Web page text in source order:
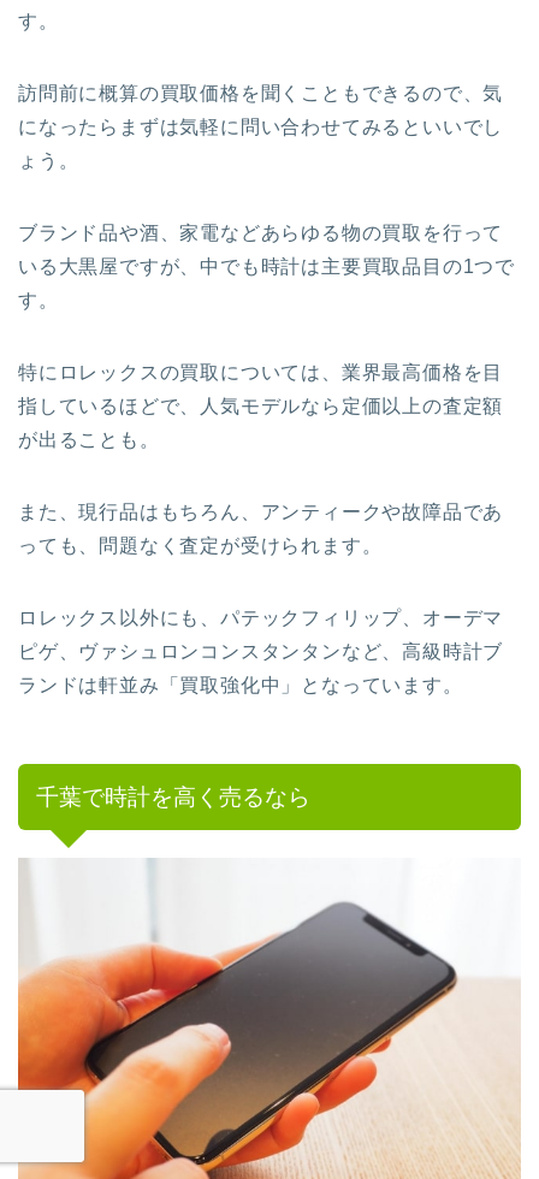
す。
訪問前に概算の買取価格を聞くこともできるので、気
になったらまずは気軽に問い合わせてみるといいでし
ょう。
ブランド品や酒、家電などあらゆる物の買取を行って
いる大黒屋ですが、中でも時計は主要買取品目の1つで
す。
特にロレックスの買取については、業界最高価格を目
指しているほどで、人気モデルなら定価以上の査定額
が出ることも。
また、現行品はもちろん、アンティークや故障品であ
っても、問題なく査定が受けられます。
ロレックス以外にも、パテックフィリップ、オーデマ
ピゲ、ヴァシュロンコンスタンタンなど、高級時計ブ
ランドは軒並み 「買取強化中」 となっています。
千葉で時計を高く売るなら